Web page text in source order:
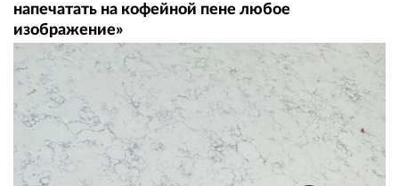
напечатать на кофейной пене любое
изображение»